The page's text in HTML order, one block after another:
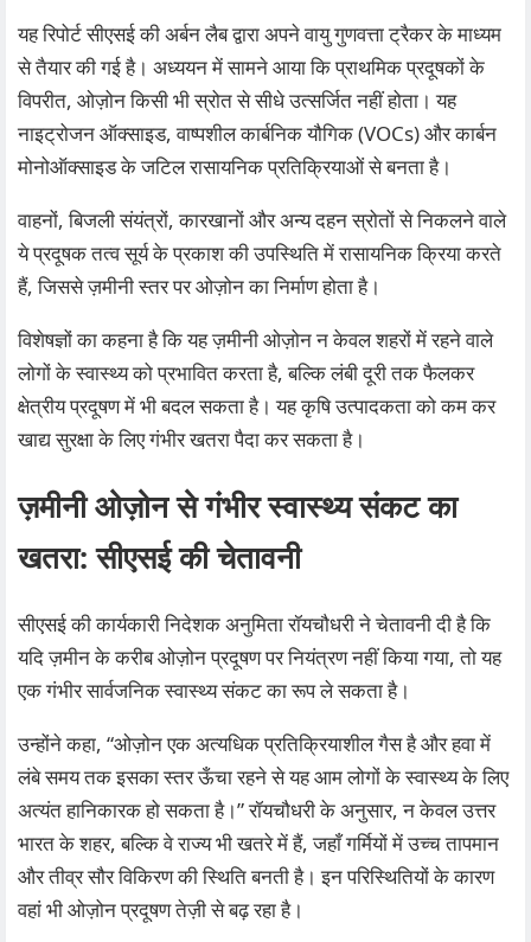
यह रिपोर्ट सीएसई की अर्बन लैब द्वारा अपने वायु गुणवत्ता ट्रैकर के माध्यम
से तैयार की गई है। अध्ययन में सामने आया कि प्राथमिक प्रदूषकों के
विपरीत, ओज़ोन किसी भी स्रोत से सीधे उत्सर्जित नहीं होता। यह
नाइट्रोजन ऑक्साइड, वाष्पशील कार्बनिक यौगिक (VOCs) और कार्बन
मोनोऑक्साइड के जटिल रासायनिक प्रतिक्रियाओं से बनता है।
वाहनों, बिजली संयंत्रों, कारखानों और अन्य दहन स्रोतों से निकलने वाले
ये प्रदूषक तत्व सूर्य के प्रकाश की उपस्थिति में रासायनिक क्रिया करते
हैं, जिससे ज़मीनी स्तर पर ओज़ोन का निर्माण होता है।
विशेषज्ञों का कहना है कि यह ज़मीनी ओज़ोन न केवल शहरों में रहने वाले
लोगों के स्वास्थ्य को प्रभावित करता है, बल्कि लंबी दूरी तक फैलकर
क्षेत्रीय प्रदूषण में भी बदल सकता है। यह कृषि उत्पादकता को कम कर
खाद्य सुरक्षा के लिए गंभीर खतरा पैदा कर सकता है।
ज़मीनी ओज़ोन से गंभीर स्वास्थ्य संकट का
खतरा: सीएसई की चेतावनी
सीएसई की कार्यकारी निदेशक अनुमिता रॉयचौधरी ने चेतावनी दी है कि
यदि ज़मीन के करीब ओज़ोन प्रदूषण पर नियंत्रण नहीं किया गया, तो यह
एक गंभीर सार्वजनिक स्वास्थ्य संकट का रूप ले सकता है।
उन्होंने कहा, “ओज़ोन एक अत्यधिक प्रतिक्रियाशील गैस है और हवा में
लंबे समय तक इसका स्तर ऊँचा रहने से यह आम लोगों के स्वास्थ्य के लिए
अत्यंत हानिकारक हो सकता है।” रॉयचौधरी के अनुसार, न केवल उत्तर
भारत के शहर, बल्कि वे राज्य भी खतरे में हैं, जहाँ गर्मियों में उच्च तापमान
और तीव्र सौर विकिरण की स्थिति बनती है। इन परिस्थितियों के कारण
वहां भी ओज़ोन प्रदूषण तेज़ी से बढ़ रहा है।